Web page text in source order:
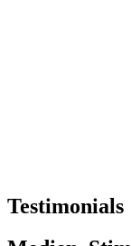
Testimonials